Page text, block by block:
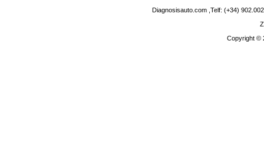
Diagnosisauto.com ,Telf: (+34)
Copyright ©